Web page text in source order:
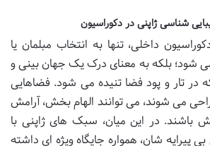
شناسی ژاپنی در دکوراسیون
داخلی، تنها به انتخاب مبلمان یا
شود؛ بلکه به معنای درک یک جهان بینی و
تار و پود فضا تنیده می شود. فضاهایی
می شوند، می توانند الهام بخش، آرامش
در این میان، سبک های ژاپنی با
شان، همواره جایگاه ویژه ای داشته